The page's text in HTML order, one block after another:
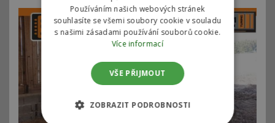
Používáním našich webových stránek
souhlasíte se všemi soubory cookie v souladu
s našimi zásadami používání souborů cookie.
Více informací
VŠE PŘIJMOUT
ZOBRAZIT PODROBNOSTI